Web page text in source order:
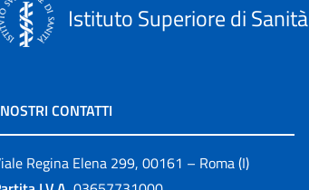
Istituto Superiore di Sanità
CONTATTI
Regina Elena 299, 00161 – Roma (I)